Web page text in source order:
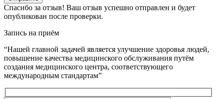
Спасибо за отзыв! Ваш отзыв успешно отправлен и будет
опубликован после проверки.
Запись на приём
“Нашей главной задачей является улучшение здоровья людей,
повышение качества медицинского обслуживания путём
создания медицинского центра, соответствующего
международным стандартам”